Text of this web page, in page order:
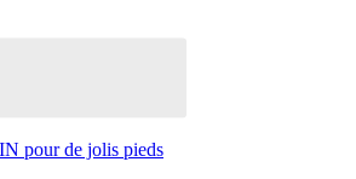
pour de jolis pieds